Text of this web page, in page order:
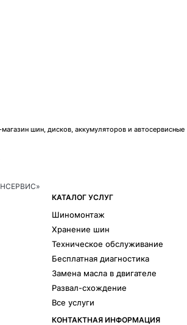
шин, дисков, аккумуляторов и автосервисные
КАТАЛОГ УСЛУГ
Шиномонтаж
Хранение шин
Техническое обслуживание
Бесплатная диагностика
Замена масла в двигателе
Развал-схождение
Все услуги
КОНТАКТНАЯ ИНФОРМАЦИЯ